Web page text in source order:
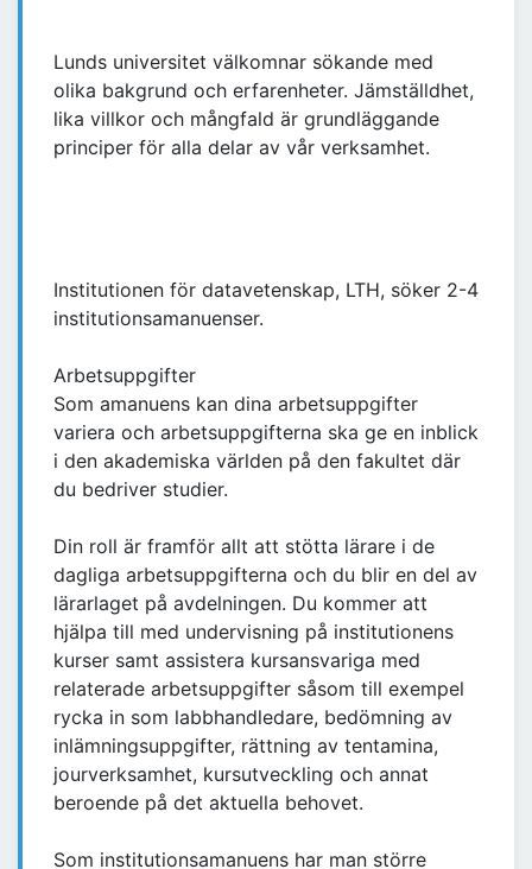
Lunds universitet välkomnar sökande med
olika bakgrund och erfarenheter. Jämställdhet,
lika villkor och mångfald är grundläggande
principer för alla delar av vår verksamhet.
Institutionen för datavetenskap, LTH, söker 2-4
institutionsamanuenser.
Arbetsuppgifter
Som amanuens kan dina arbetsuppgifter
variera och arbetsuppgifterna ska ge en inblick
i den akademiska världen på den fakultet där
du bedriver studier.
Din roll är framför allt att stötta lärare i de
dagliga arbetsuppgifterna och du blir en del av
lärarlaget på avdelningen. Du kommer att
hjälpa till med undervisning på institutionens
kurser samt assistera kursansvariga med
relaterade arbetsuppgifter såsom till exempel
rycka in som labbhandledare, bedömning av
inlämningsuppgifter, rättning av tentamina,
jourverksamhet, kursutveckling och annat
beroende på det aktuella behovet.
Som institutionsamanuens har man större